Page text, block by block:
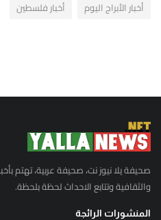
أخبار الأبراج اليوم
أخبار فلسطين
صحيفة يلا نيوز نت، صحيفة عربية، تهتم
والثقافية وتتابع الاحداث لحظة بلحظة.
المنشورات الرائجة